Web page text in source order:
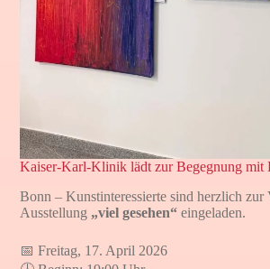
Kaiser-Karl-Klinik lädt zur Begegnung mit
Bonn – Kunstinteressierte sind herzlich zur
Ausstellung „viel gesehen“ eingeladen.
📅 Freitag, 17. April 2026